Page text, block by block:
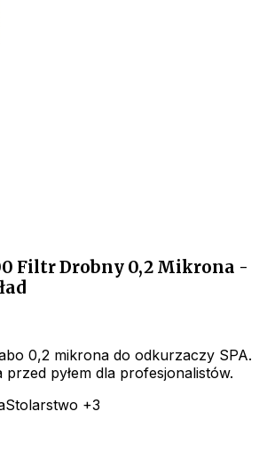
Filtr Drobny 0,2 Mikrona -
0,2 mikrona do odkurzaczy SPA.
pyłem dla profesjonalistów.
Stolarstwo +3